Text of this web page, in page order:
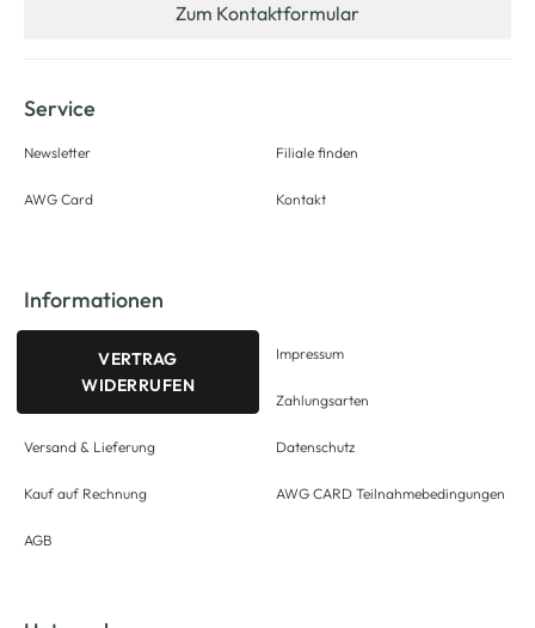
Zum Kontaktformular
Service
Newsletter
AWG Card
Filiale finden
Kontakt
Informationen
VERTRAG
WIDERRUFEN
Versand & Lieferung
Kauf auf Rechnung
AGB
Impressum
Zahlungsarten
Datenschutz
AWG CARD Teilnahmebedingungen